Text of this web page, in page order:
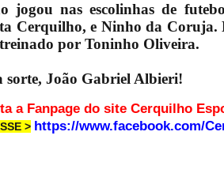
jogou nas escolinhas de
Cerquilho, e Ninho da Coruja.
por Toninho Oliveira.
sorte, João Gabriel Albieri!
a Fanpage do site
> https://www.facebook.com/